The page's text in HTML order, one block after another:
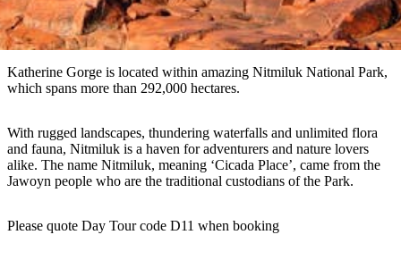
户
外
按
地
区
探
索
精
选
榜
单
规
划
您
的
行
信
息
划
工
具
Katherine Gorge is located within amazing Nitmiluk National Park,
which spans more than 292,000 hectares.
With rugged landscapes, thundering waterfalls and unlimited flora
and fauna, Nitmiluk is a haven for adventurers and nature lovers
alike. The name Nitmiluk, meaning ‘Cicada Place’, came from the
Jawoyn people who are the traditional custodians of the Park.
Please quote Day Tour code D11 when booking